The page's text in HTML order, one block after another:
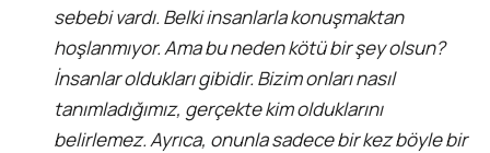
sebebi vardı. Belki insanlarla konuşmaktan
hoşlanmıyor. Ama bu neden kötü bir şey olsun?
İnsanlar oldukları gibidir. Bizim onları nasıl
tanımladığımız, gerçekte kim olduklarını
belirlemez. Ayrıca, onunla sadece bir kez böyle bir